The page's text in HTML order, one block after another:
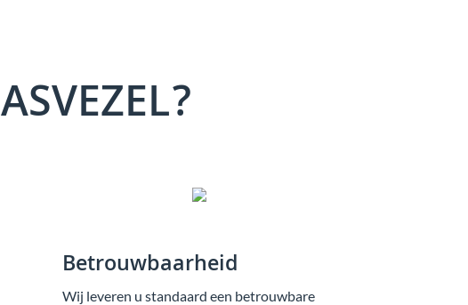
Betrouwbaarheid
Wij leveren u standaard een betrouwbare